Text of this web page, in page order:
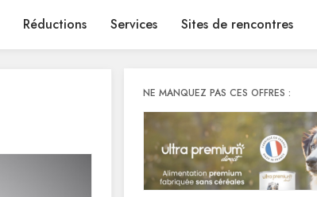
Réductions Services Sites de rencontres
NE MANQUEZ PAS CES OFFRES :